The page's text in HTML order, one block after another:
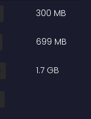
300 MB
699 MB
1.7 GB